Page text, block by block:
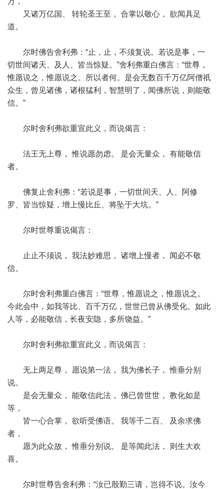
又诸万亿国、 转轮圣王至， 合掌以敬心， 欲闻具足
道。
尔时佛告舍利弗：“止，止，不须复说。若说是事，一
切世间诸天、及人、皆当惊疑。”舍利弗重白佛言：“世尊，
惟愿说之，惟愿说之。所以者何。是会无数百千万亿阿僧祇
众生，曾见诸佛，诸根猛利，智慧明了，闻佛所说，则能敬
信。”
尔时舍利弗欲重宣此义，而说偈言：
法王无上尊， 惟说愿勿虑。 是会无量众， 有能敬信
者。
佛复止舍利弗：“若说是事，一切世间天、人、阿修
罗、皆当惊疑，增上慢比丘、将坠于大坑。”
尔时世尊重说偈言：
止止不须说， 我法妙难思， 诸增上慢者， 闻必不敬
信。
尔时舍利弗重白佛言：“世尊，惟愿说之，惟愿说之。
今此会中，如我等比、百千万亿，世世已曾从佛受化。如此
人等，必能敬信，长夜安隐，多所饶益。”
尔时舍利弗欲重宣此义，而说偈言：
无上两足尊， 愿说第一法， 我为佛长子， 惟垂分别
说。
是会无量众， 能敬信此法， 佛已曾世世， 教化如是
等，
皆一心合掌， 欲听受佛语。 我等千二百、 及余求佛
者，
愿为此众故， 惟垂分别说。 是等闻此法， 则生大欢
喜。
尔时世尊告舍利弗：“汝已殷勤三请，岂得不说。汝今